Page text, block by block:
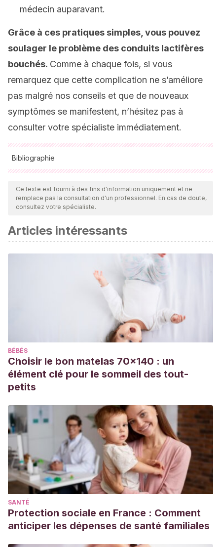
médecin auparavant.
Grâce à ces pratiques simples, vous pouvez
soulager le problème des conduits lactifères
bouchés. Comme à chaque fois, si vous
remarquez que cette complication ne s’améliore
pas malgré nos conseils et que de nouveaux
symptômes se manifestent, n’hésitez pas à
consulter votre spécialiste immédiatement.
Bibliographie
Toutes les sources citées ont été examinées en profondeur
par notre équipe pour garantir leur qualité, leur fiabilité, leur
actualité et leur validité. La bibliographie de cet article a été
ou scientifique
Obstetricia y ginecología : guía de actuación
/coordinadores, Antonio Pellicer Martínez, Juan José
Hidalgo Mora, Alfredo Perales Marín, César Díaz García. —
Madrid: Médica Panamericana, D.L. 2013.
Evaluación de los trastornos mamarios
Merck- Versión para profesionales. [En línea].
Ce texte est fourni à des fins d'information uniquement et ne
remplace pas la consultation d'un professionnel. En cas de doute,
consultez votre spécialiste.
Articles intéressants
BÉBÉS
Choisir le bon matelas 70x140 : un
élément clé pour le sommeil des tout-
petits
SANTÉ
Protection sociale en France : Comment
anticiper les dépenses de santé familiales